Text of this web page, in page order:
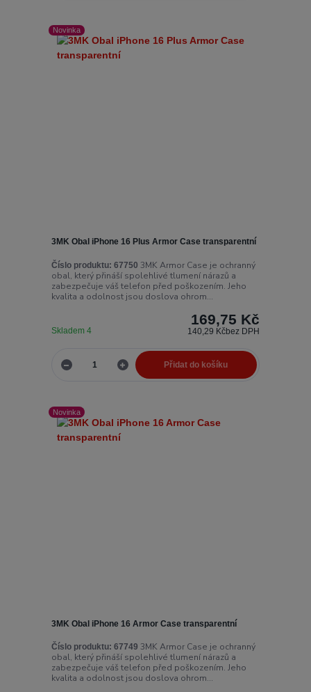
Novinka
3MK Obal iPhone 16 Plus Armor Case transparentní
Číslo produktu: 67750 3MK Armor Case je ochranný
obal, který přináší spolehlivé tlumení nárazů a
zabezpečuje váš telefon před poškozením. Jeho
kvalita a odolnost jsou doslova ohrom...
169,75 Kč
140,29 Kčbez DPH
Skladem 4
Přidat do košíku
Novinka
3MK Obal iPhone 16 Armor Case transparentní
Číslo produktu: 67749 3MK Armor Case je ochranný
obal, který přináší spolehlivé tlumení nárazů a
zabezpečuje váš telefon před poškozením. Jeho
kvalita a odolnost jsou doslova ohrom...